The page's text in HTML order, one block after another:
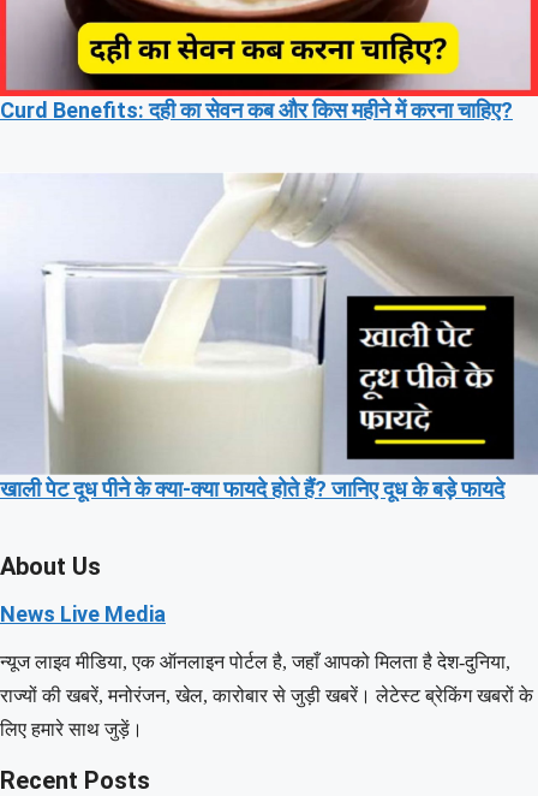
Curd Benefits: दही का सेवन कब और किस महीने में करना चाहिए?
खाली पेट दूध पीने के क्या-क्या फायदे होते हैं? जानिए दूध के बड़े फायदे
About Us
News Live Media
न्यूज लाइव मीडिया, एक ऑनलाइन पोर्टल है, जहाँ आपको मिलता है देश-दुनिया,
राज्यों की खबरें, मनोरंजन, खेल, कारोबार से जुड़ी खबरें। लेटेस्ट ब्रेकिंग खबरों के
लिए हमारे साथ जुड़ें।
Recent Posts